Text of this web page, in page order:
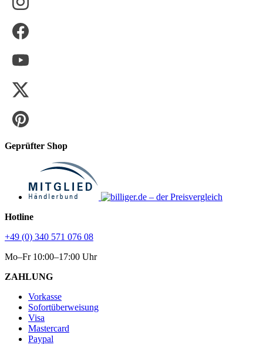
Geprüfter Shop
Hotline
+49 (0) 340 571 076 08
Mo–Fr 10:00–17:00 Uhr
ZAHLUNG
Vorkasse
Sofortüberweisung
Visa
Mastercard
Paypal